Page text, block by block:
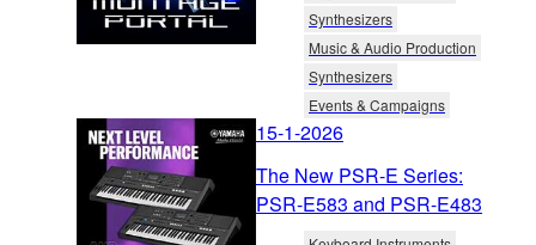
Synthesizers
Music & Audio Production
Synthesizers
Events & Campaigns
15-1-2026
The New PSR-E Series:
PSR-E583 and PSR-E483